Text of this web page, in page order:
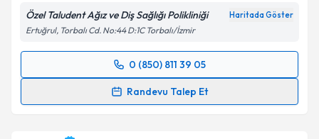
Özel Taludent Ağız ve Diş Sağlığı Polikliniği Haritada Göster
Ertuğrul, Torbalı Cd. No:44 D:1C Torbalı/İzmir
0 (850) 811 39 05
Randevu Talep Et
Randevu Takvimi Talebi